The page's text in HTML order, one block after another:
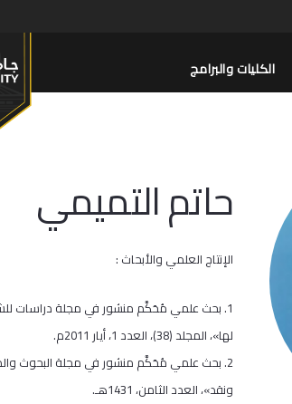
الكليات والبرامج
حاتم التميمي
الإنتاج العلمي والأبحاث :
1. بحث علمي مُحَكَّم منشور في مجلة دراسات
لها»، المجلد (38)، العدد 1، أيار 2011م.
2. بحث علمي مُحَكَّم منشور في مجلة البحوث
ونقد»، العدد الثامن، 1431هـ.